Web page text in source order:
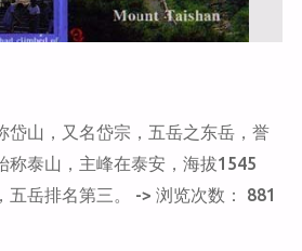
岱山，又名岱宗，五岳之东岳，誉
称泰山，主峰在泰安，海拔1545
五岳排名第三。 -> 浏览次数： 881